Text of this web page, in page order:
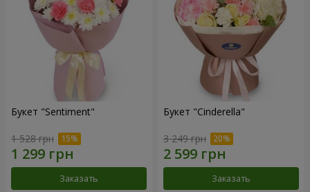
Букет "Sentiment"
1 528 грн
Заказать
Букет "Cinderella"
3 249 грн
Заказать